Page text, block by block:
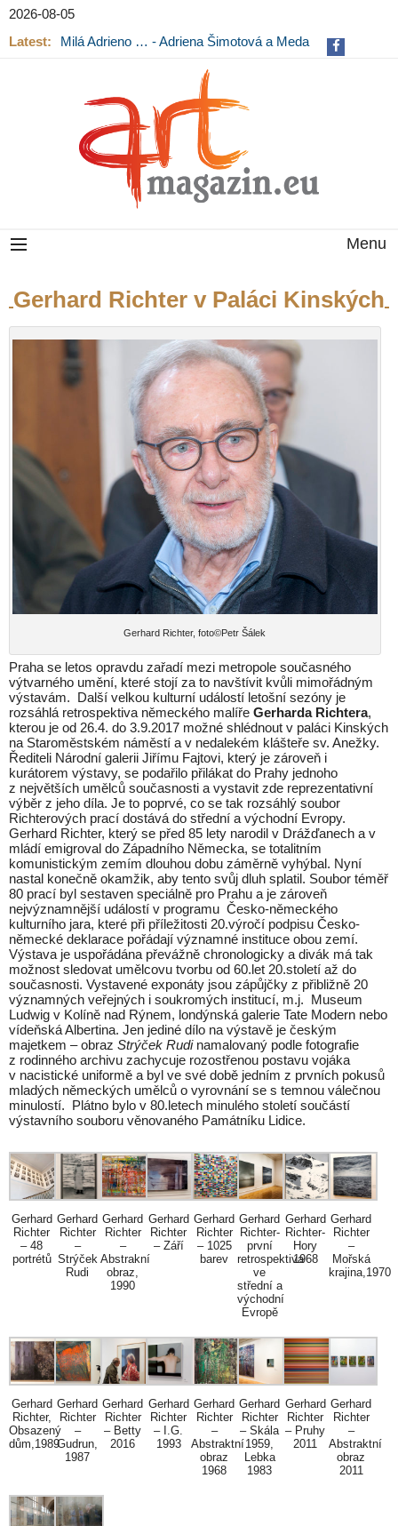
2026-08-05
Latest:
Milá Adrieno … - Adriena Šimotová a Meda
Menu
Gerhard Richter v Paláci Kinských
Gerhard Richter, foto©Petr Šálek
Praha se letos opravdu zařadí mezi metropole současného
výtvarného umění, které stojí za to navštívit kvůli mimořádným
výstavám. Další velkou kulturní událostí letošní sezóny je
rozsáhlá retrospektiva německého malíře Gerharda Richtera,
kterou je od 26.4. do 3.9.2017 možné shlédnout v paláci Kinských
na Staroměstském náměstí a v nedalekém klášteře sv. Anežky.
Řediteli Národní galerii Jiřímu Fajtovi, který je zároveň i
kurátorem výstavy, se podařilo přilákat do Prahy jednoho
z největších umělců současnosti a vystavit zde reprezentativní
výběr z jeho díla. Je to poprvé, co se tak rozsáhlý soubor
Richterových prací dostává do střední a východní Evropy.
Gerhard Richter, který se před 85 lety narodil v Drážďanech a v
mládí emigroval do Západního Německa, se totalitním
komunistickým zemím dlouhou dobu záměrně vyhýbal. Nyní
nastal konečně okamžik, aby tento svůj dluh splatil. Soubor téměř
80 prací byl sestaven speciálně pro Prahu a je zároveň
nejvýznamnější událostí v programu Česko-německého
kulturního jara, které při příležitosti 20.výročí podpisu Česko-
německé deklarace pořádají významné instituce obou zemí.
Výstava je uspořádána převážně chronologicky a divák má tak
možnost sledovat umělcovu tvorbu od 60.let 20.století až do
současnosti. Vystavené exponáty jsou zápůjčky z přibližně 20
významných veřejných i soukromých institucí, m.j. Museum
Ludwig v Kolíně nad Rýnem, londýnská galerie Tate Modern nebo
vídeňská Albertina. Jen jediné dílo na výstavě je českým
majetkem – obraz Strýček Rudinamalovaný podle fotografie
z rodinného archivu zachycuje rozostřenou postavu vojáka
v nacistické uniformě a byl ve své době jedním z prvních pokusů
mladých německých umělců o vyrovnání se s temnou válečnou
minulostí. Plátno bylo v 80.letech minulého století součástí
výstavního souboru věnovaného Památníku Lidice.
Gerhard
Richter
– 48
portrétů
Gerhard
Richter
–
Strýček
Rudi
Gerhard
Richter
–
Abstrakní
obraz,
1990
Gerhard
Richter
– Září
Gerhard
Richter
– 1025
barev
Gerhard
Richter-
první
retrospektiva
ve
střední a
východní
Evropě
Gerhard
Richter-
Hory
1968
Gerhard
Richter
–
Mořská
krajina,1970
Gerhard
Richter,
Obsazený
dům,1989
Gerhard
Richter
–
Gudrun,
1987
Gerhard
Richter
– Betty
2016
Gerhard
Richter
– I.G.
1993
Gerhard
Richter
–
Abstraktní
obraz
1968
Gerhard
Richter
– Skála
1959,
Lebka
1983
Gerhard
Richter
– Pruhy
2011
Gerhard
Richter
–
Abstraktní
obraz
2011